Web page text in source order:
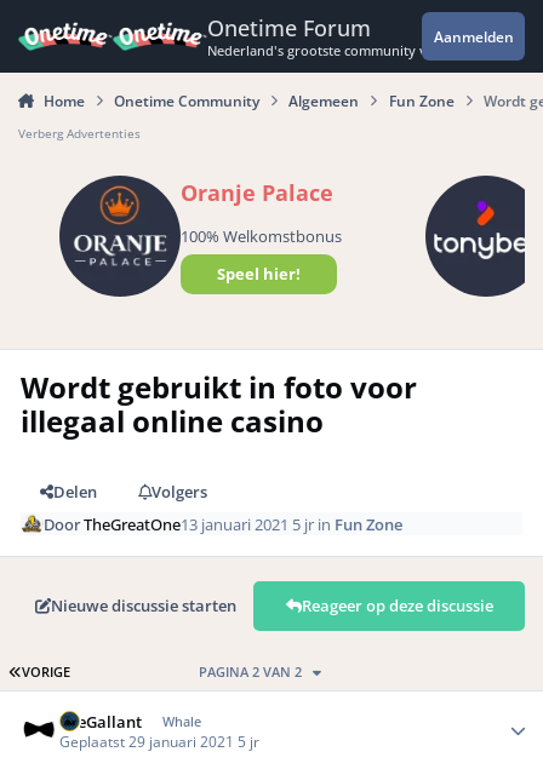
Onetime Forum
Nederland's grootste community voor de
Aanmelden
Home Onetime Community Algemeen Fun Zone Wordt
Verberg Advertenties
Oranje Palace
100% Welkomstbonus
Speel hier!
Wordt gebruikt in foto voor
illegaal online casino
Delen
Volgers
DoorTheGreatOne13 januari 2021 5 jr in Fun Zone
Nieuwe discussie starten Reageer op deze discussie
EERSTE PAGINA
VORIGE PAGINA 2 VAN 2
TheGallant Whale
Geplaatst 29 januari 2021 5 jr